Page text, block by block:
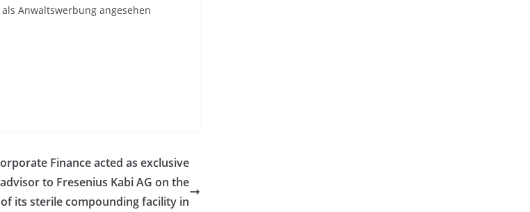
Anwaltswerbung angesehen
Finance acted as exclusive
to Fresenius Kabi AG on the
its sterile compounding facility in